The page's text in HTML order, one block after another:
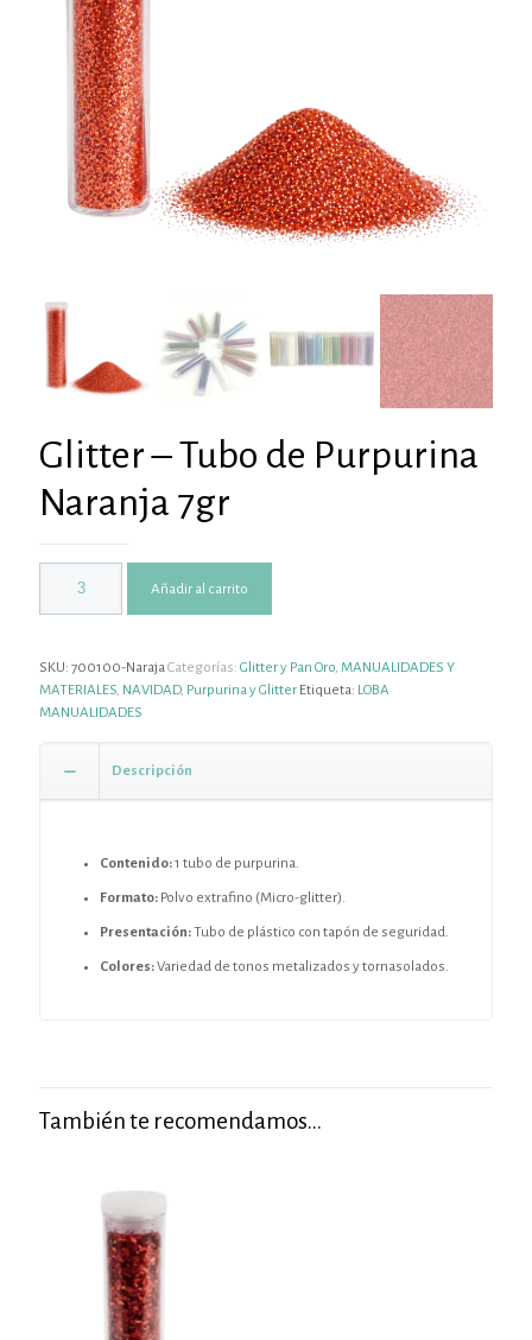
Glitter – Tubo de Purpurina
Naranja 7gr
Añadir al carrito
SKU: 700100-Naraja Categorías: Glitter y Pan Oro MANUALIDADES Y
MATERIALES NAVIDAD, Purpurina y Glitter Etiqueta: LOBA
MANUALIDADES
Descripción
Contenido:1 tubo de purpurina.
Formato: Polvo extrafino (Micro-glitter).
Presentación:Tubo de plástico con tapón de seguridad.
Colores:Variedad de tonos metalizados y tornasolados.
También te recomendamos…